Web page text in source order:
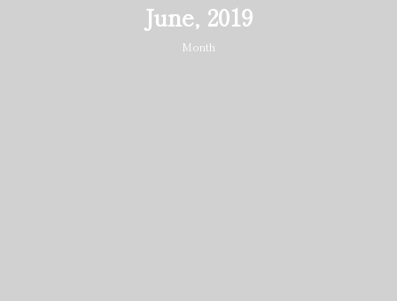
June, 2019
Month